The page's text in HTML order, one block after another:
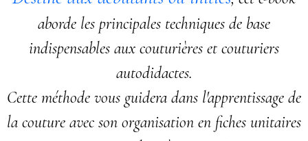
aborde les principales techniques de base
indispensables aux couturières et couturiers
autodidactes.
Cette méthode vous guidera dans l'apprentissage de
la couture avec son organisation en fiches unitaires